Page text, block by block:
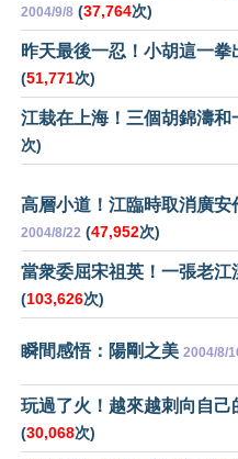
2004/9/8 (37,764次)
昨天最後一忍！小胡這一
(51,771次)
江栽在上海！三個胡錦濤和
次)
高層小道！江臨時取消廣
2004/8/22 (47,952次)
當衆委屈宋祖英！一張老江
(103,626次)
瞬間感悟：陽剛之美 2004/8/
玩過了火！越來越刺向自己
(30,068次)